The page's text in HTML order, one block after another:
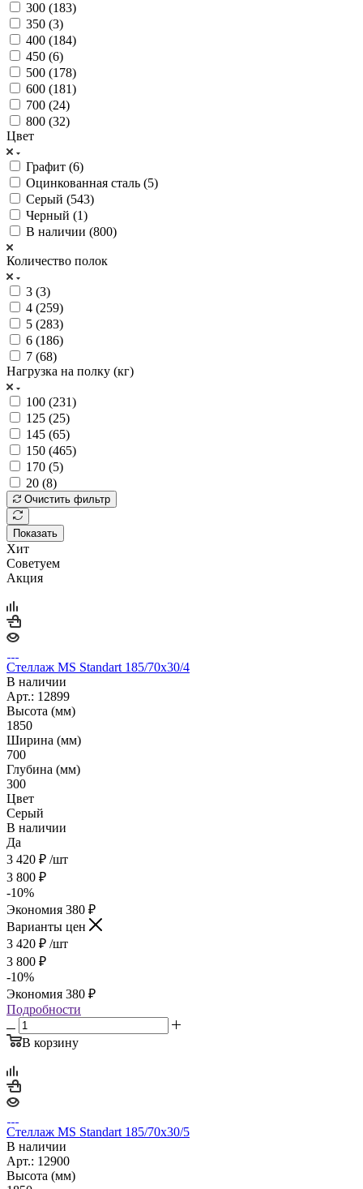
300 (183)
350 (3)
400 (184)
450 (6)
500 (178)
600 (181)
700 (24)
800 (32)
Цвет
Графит (6)
Оцинкованная сталь (5)
Серый (543)
Черный (1)
В наличии (800)
Количество полок
3 (3)
4 (259)
5 (283)
6 (186)
7 (68)
Нагрузка на полку (кг)
100 (231)
125 (25)
145 (65)
150 (465)
170 (5)
20 (8)
Очистить фильтр
Показать
Хит
Советуем
Акция
Стеллаж MS Standart 185/70х30/4
В наличии
Арт.: 12899
Высота (мм)
1850
Ширина (мм)
700
Глубина (мм)
300
Цвет
Серый
В наличии
Да
3 420 ₽ /шт
3 800 ₽
-10%
Экономия 380 ₽
Варианты цен
3 420 ₽ /шт
3 800 ₽
-10%
Экономия 380 ₽
Подробности
В корзину
Стеллаж MS Standart 185/70х30/5
В наличии
Арт.: 12900
Высота (мм)